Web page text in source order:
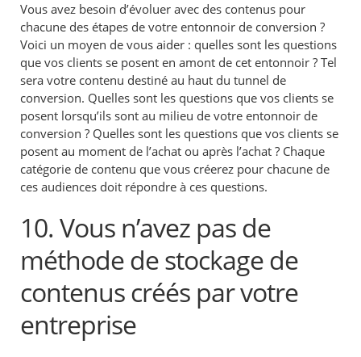
Vous avez besoin d’évoluer avec des contenus pour
chacune des étapes de votre entonnoir de conversion ?
Voici un moyen de vous aider : quelles sont les questions
que vos clients se posent en amont de cet entonnoir ? Tel
sera votre contenu destiné au haut du tunnel de
conversion. Quelles sont les questions que vos clients se
posent lorsqu’ils sont au milieu de votre entonnoir de
conversion ? Quelles sont les questions que vos clients se
posent au moment de l’achat ou après l’achat ? Chaque
catégorie de contenu que vous créerez pour chacune de
ces audiences doit répondre à ces questions.
10. Vous n’avez pas de
méthode de stockage de
contenus créés par votre
entreprise